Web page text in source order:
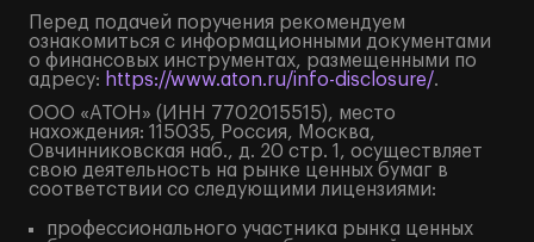
Перед подачей поручения рекомендуем
ознакомиться с информационными документами
о финансовых инструментах, размещенными по
адресу: https://www.aton.ru/info-disclosure/.
ООО «АТОН» (ИНН 7702015515), место
нахождения: 115035, Россия, Москва,
Овчинниковская наб., д. 20 стр. 1, осуществляет
свою деятельность на рынке ценных бумаг в
соответствии со следующими лицензиями:
профессионального участника рынка ценных